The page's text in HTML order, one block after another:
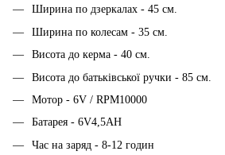
Ширина по дзеркалах - 45 см.
Ширина по колесам - 35 см.
Висота до керма - 40 см.
Висота до батьківської ручки - 85 см.
Мотор - 6V / RPM10000
Батарея - 6V4,5AH
Час на заряд - 8-12 годин